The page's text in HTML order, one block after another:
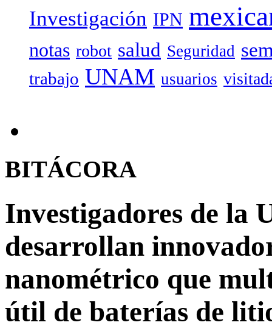
Investigación IPN
notas robot salud Seguridad
trabajo UNAM usuarios
BITÁCORA
Investigadores de la
desarrollan
nanométrico que
útil de baterías de